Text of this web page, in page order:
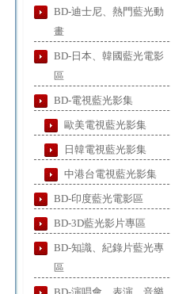
BD-迪士尼、熱門藍光動
畫
BD-日本、韓國藍光電影
區
BD-電視藍光影集
歐美電視藍光影集
日韓電視藍光影集
中港台電視藍光影集
BD-印度藍光電影區
BD-3D藍光影片專區
BD-知識、紀錄片藍光專
區